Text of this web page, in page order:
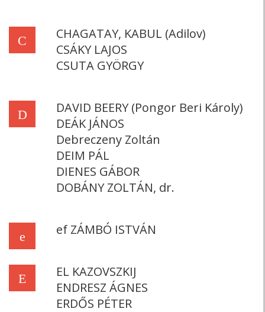
C
CHAGATAY, KABUL (Adilov)
CSÁKY LAJOS
CSUTA GYÖRGY
D
DAVID BEERY (Pongor Beri Károly)
DEÁK JÁNOS
Debreczeny Zoltán
DEIM PÁL
DIENES GÁBOR
DOBÁNY ZOLTÁN, dr.
e ef ZÁMBÓ ISTVÁN
E
EL KAZOVSZKIJ
ENDRESZ ÁGNES
ERDŐS PÉTER